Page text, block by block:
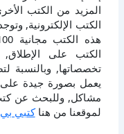
المزيد من الكتب
الكتب الإلكترونية,
الكتب على
يعمل بصورة جيدة على
مشاكل, وللبحث عن
لموقعنا من هناكتبي